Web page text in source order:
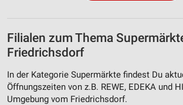
Filialen zum Thema
Friedrichsdorf
In der Kategorie Supermärkte findest Du
Öffnungszeiten von z.B. REWE, EDEKA und
Umgebung vom Friedrichsdorf.